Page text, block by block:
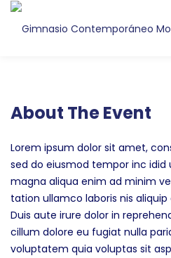
About The Event
Lorem ipsum dolor sit amet,
sed do eiusmod tempor inc
magna aliqua enim ad minim
tation ullamco laboris nis
Duis aute irure dolor in
cillum dolore eu fugiat nulla
voluptatem quia voluptas sit